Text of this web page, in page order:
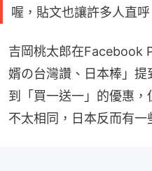
喔，貼文也讓許多人直呼
吉岡桃太郎在Facebook
婿の台灣讚、日本棒」
到「買一送一」的優惠，
不太相同，日本反而有一